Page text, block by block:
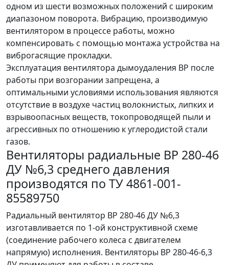
одном из шести возможных положений с широким
диапазоном поворота. Вибрацию, производимую
вентилятором в процессе работы, можно
компенсировать с помощью монтажа устройства на
виброгасящие прокладки.
Эксплуатация вентилятора дымоудаления ВР после
работы при возгорании запрещена, а
оптимальными условиями использования являются
отсутствие в воздухе частиц волокнистых, липких и
взрывоопасных веществ, токопроводящей пыли и
агрессивных по отношению к углеродистой стали
газов.
Вентиляторы радиальные ВР 280-46
ДУ №6,3 среднего давления
производятся по ТУ 4861-001-
85589750
Радиальный вентилятор ВР 280-46 ДУ №6,3
изготавливается по 1-ой конструктивной схеме
(соединение рабочего колеса с двигателем
напрямую) исполнения. Вентиляторы ВР 280-46-6,3